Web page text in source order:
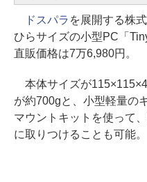
ドスパラ を展開する株
ひらサイズの小型PC「
直販価格は7万6,980円。
本体サイズが
が約700gと、小型軽量の
マウントキットを使って
に取りつけることも可能。